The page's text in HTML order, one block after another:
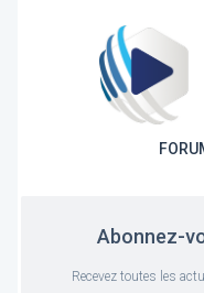
Abonnez-
Recevez toutes les